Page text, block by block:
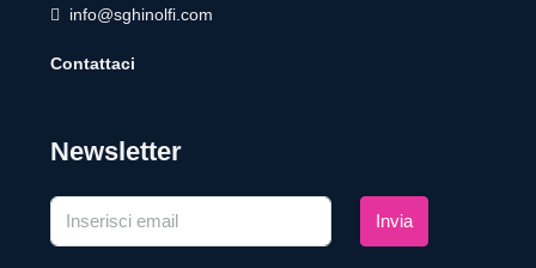
info@sghinolfi.com
Contattaci
Newsletter
Invia